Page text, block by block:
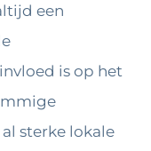
een
is op het
sterke lokale